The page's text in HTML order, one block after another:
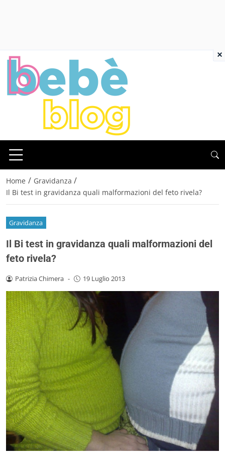
Home / Gravidanza /
Il Bi test in gravidanza quali malformazioni del feto rivela?
Gravidanza
Il Bi test in gravidanza quali malformazioni del
feto rivela?
Patrizia Chimera - 19 Luglio 2013
×